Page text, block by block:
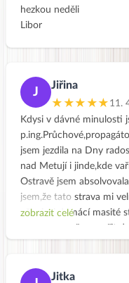
hezkou neděli
Libor
J
Jiřina
★★★★★ 11.
Kdysi v dávné minulosti
jsem jezdila na Dny
nad Metují i jinde,kde
Ostravě jsem
jsem,že tato strava mi
příznivci domácí masité
zaměstná a práce už
zobrazit celé
Jitka